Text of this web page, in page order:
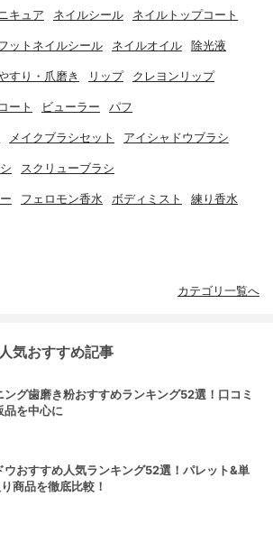
キュア ネイルシール ネイルトップコート
ットネイルシール ネイルオイル 除光液
すり・爪磨き リップ クレヨンリップ
ート ビューラー パフ
メイクブラシセット アイシャドウブラシ
スクリューブラシ
フェロモン香水 ボディミスト 練り香水
カテゴリ一覧へ
気おすすめ記事
ング歯磨き粉おすすめランキング52選！口コミ
品を中心に
ウおすすめ人気ランキング52選！パレット&単
商品を徹底比較！